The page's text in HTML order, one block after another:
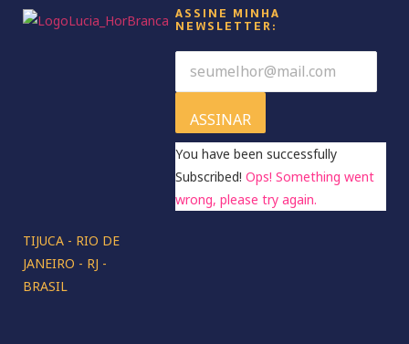
ASSINE MINHA
NEWSLETTER:
ASSINAR
You have been successfully
Subscribed! Ops! Something went
wrong, please try again.
TIJUCA - RIO DE
JANEIRO - RJ -
BRASIL